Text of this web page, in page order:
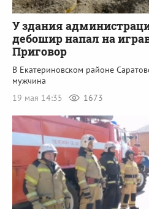
У здания
дебошир напал на
Приговор
В Екатериновском районе
мужчина
19 мая 14:35
1673